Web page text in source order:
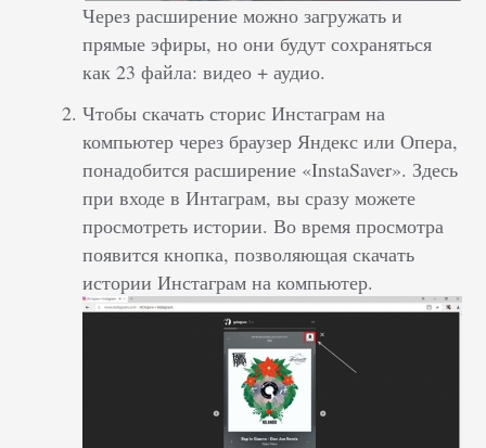
Через расширение можно загружать и
прямые эфиры, но они будут сохраняться
как 23 файла: видео + аудио.
Чтобы скачать сторис Инстаграм на
компьютер через браузер Яндекс или Опера,
понадобится расширение «InstaSaver». Здесь
при входе в Интаграм, вы сразу можете
просмотреть истории. Во время просмотра
появится кнопка, позволяющая скачать
истории Инстаграм на компьютер.